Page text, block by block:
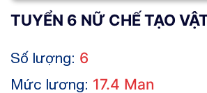
TUYỂN 6 NỮ CHẾ TẠO
Số lượng: 6
Mức lương: 17.4 Man